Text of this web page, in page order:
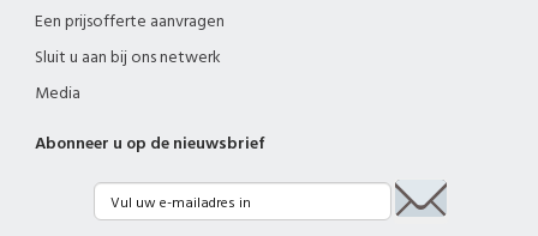
Een prijsofferte aanvragen
Sluit u aan bij ons netwerk
Media
Abonneer u op de nieuwsbrief